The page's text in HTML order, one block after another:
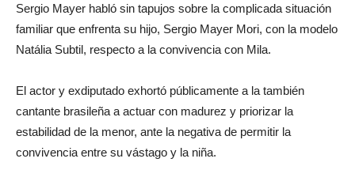
Sergio Mayer habló sin tapujos sobre la complicada situación
familiar que enfrenta su hijo, Sergio Mayer Mori, con la modelo
Natália Subtil, respecto a la convivencia con Mila.
El actor y exdiputado exhortó públicamente a la también
cantante brasileña a actuar con madurez y priorizar la
estabilidad de la menor, ante la negativa de permitir la
convivencia entre su vástago y la niña.